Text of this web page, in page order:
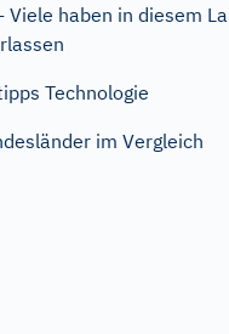
Viele haben in diesem
Technologie
im Vergleich